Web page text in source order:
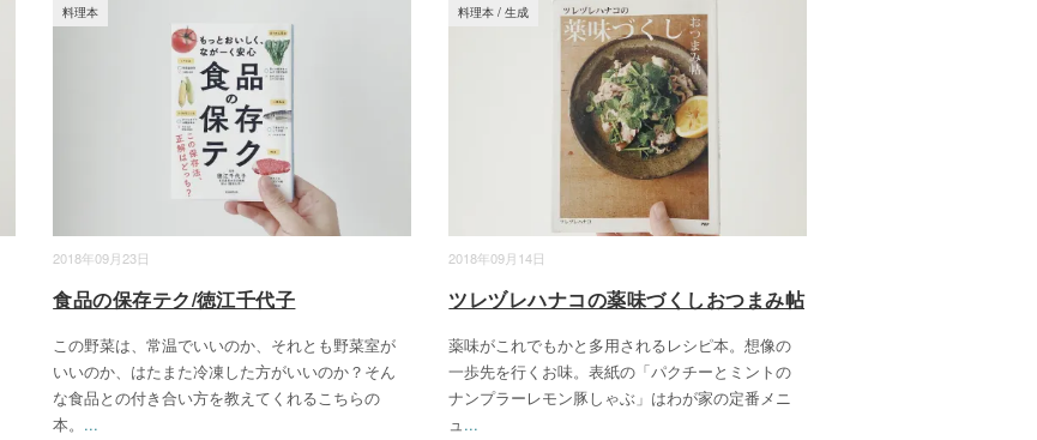
2018年09月23日
料理本
食品の保存テク/徳江千代子
この野菜は、常温でいいのか、それとも野菜室が
いいのか、はたまた冷凍した方がいいのか？そん
な食品との付き合い方を教えてくれるこちらの
本。 ...
2018年09月14日
料理本 /生成
ツレヅレハナコの薬味づくしおつまみ帖
薬味がこれでもかと多用されるレシピ本。想像の
一歩先を行くお味。表紙の「パクチーとミントの
ナンプラーレモン豚しゃぶ」はわが家の定番メニ
ュ...